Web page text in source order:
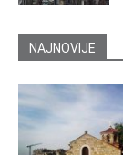
NAJNOVIJE